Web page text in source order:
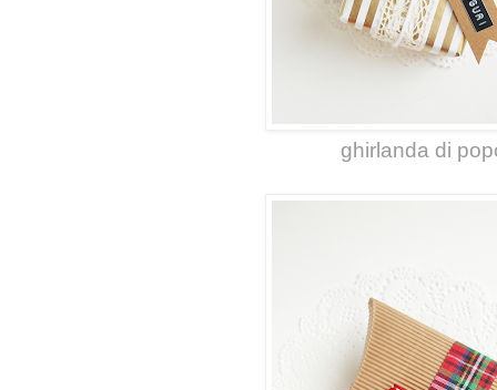
ghirlanda di